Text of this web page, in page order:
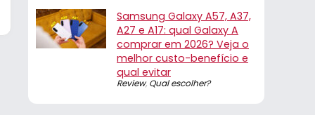
Samsung Galaxy A57, A37,
A27 e A17: qual Galaxy A
comprar em 2026? Veja o
melhor custo-benefício e
qual evitar
Review, Qual escolher?